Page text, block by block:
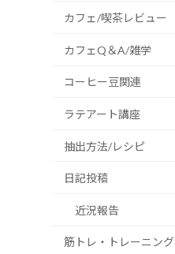
カフェ/喫茶レビュー
カフェQ＆A/雑学
コーヒー豆関連
ラテアート講座
抽出方法/レシピ
日記投稿
近況報告
筋トレ・トレーニング